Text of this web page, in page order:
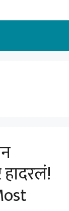
हादरलं!